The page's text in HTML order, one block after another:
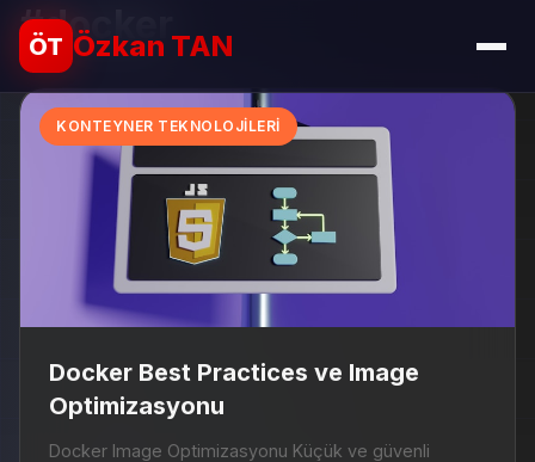
ÖT Özkan TAN
#docker
KONTEYNER TEKNOLOJILERI
Docker Best Practices ve Image
Optimizasyonu
Docker Image Optimizasyonu Küçük ve güvenli